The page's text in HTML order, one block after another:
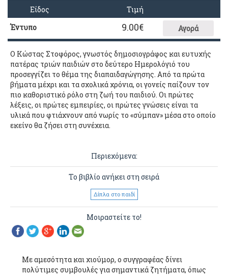
Είδος
Τιμή
Έντυπο
9.00€ Αγορά
Ο Κώστας Στοφόρος, γνωστός δημοσιογράφος και ευτυχής
πατέρας τριών παιδιών στο δεύτερο Ημερολόγιό του
προσεγγίζει το θέμα της διαπαιδαγώγησης. Από τα πρώτα
βήματα μέχρι και τα σχολικά χρόνια, οι γονείς παίζουν τον
πιο καθοριστικό ρόλο στη ζωή του παιδιού. Οι πρώτες
λέξεις, οι πρώτες εμπειρίες, οι πρώτες γνώσεις είναι τα
υλικά που φτιάχνουν από νωρίς το «σύμπαν» μέσα στο οποίο
εκείνο θα ζήσει στη συνέχεια.
Περιεχόμενα:
Το βιβλίο ανήκει στη σειρά
Δίπλα στο παιδί
Μοιραστείτε το!
Με αμεσότητα και χιούμορ, ο συγγραφέας δίνει
πολύτιμες συμβουλές για σημαντικά ζητήματα, όπως